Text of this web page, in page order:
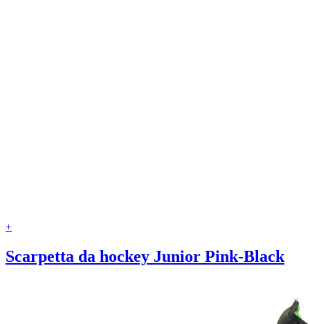
+
Scarpetta da hockey Junior Pink-Black